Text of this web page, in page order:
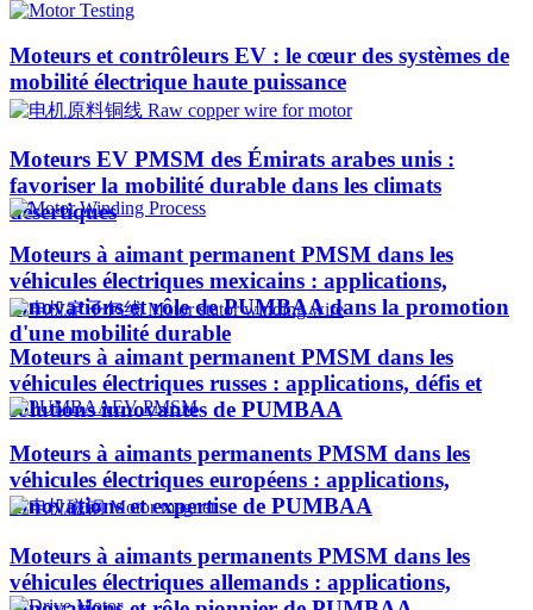
Moteurs et contrôleurs EV : le cœur des systèmes de
mobilité électrique haute puissance
Moteurs EV PMSM des Émirats arabes unis :
favoriser la mobilité durable dans les climats
désertiques
Moteurs à aimant permanent PMSM dans les
véhicules électriques mexicains : applications,
innovations et rôle de PUMBAA dans la promotion
d'une mobilité durable
Moteurs à aimant permanent PMSM dans les
véhicules électriques russes : applications, défis et
solutions innovantes de PUMBAA
Moteurs à aimants permanents PMSM dans les
véhicules électriques européens : applications,
innovations et expertise de PUMBAA
Moteurs à aimants permanents PMSM dans les
véhicules électriques allemands : applications,